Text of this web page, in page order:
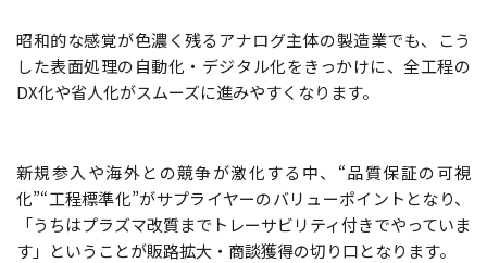
昭和的な感覚が色濃く残るアナログ主体の製造業でも、こう
した表面処理の自動化・デジタル化をきっかけに、全工程の
DX化や省人化がスムーズに進みやすくなります。
新規参入や海外との競争が激化する中、“品質保証の可視
化”“工程標準化”がサプライヤーのバリューポイントとなり、
「うちはプラズマ改質までトレーサビリティ付きでやっていま
す」ということが販路拡大・商談獲得の切り口となります。